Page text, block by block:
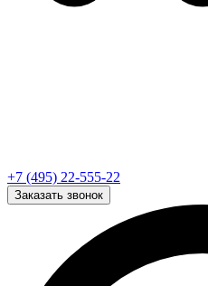
+7 (495) 22-555-22
Заказать звонок